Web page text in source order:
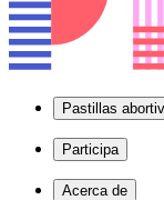
Pastillas
Participa
Acerca de